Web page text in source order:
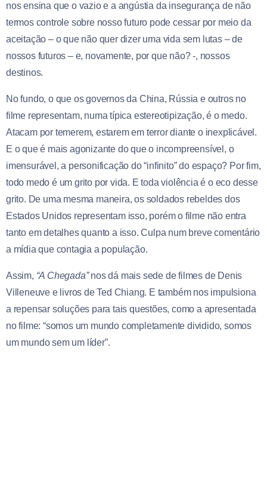
nos ensina que o vazio e a angústia da insegurança de não
termos controle sobre nosso futuro pode cessar por meio da
aceitação – o que não quer dizer uma vida sem lutas – de
nossos futuros – e, novamente, por que não? -, nossos
destinos.
No fundo, o que os governos da China, Rússia e outros no
filme representam, numa típica estereotipização, é o medo.
Atacam por temerem, estarem em terror diante o inexplicável.
E o que é mais agonizante do que o incompreensível, o
imensurável, a personificação do “infinito” do espaço? Por fim,
todo medo é um grito por vida. E toda violência é o eco desse
grito. De uma mesma maneira, os soldados rebeldes dos
Estados Unidos representam isso, porém o filme não entra
tanto em detalhes quanto a isso. Culpa num breve comentário
a mídia que contagia a população.
Assim, “A Chegada”nos dá mais sede de filmes de Denis
Villeneuve e livros de Ted Chiang. E também nos impulsiona
a repensar soluções para tais questões, como a apresentada
no filme: “somos um mundo completamente dividido, somos
um mundo sem um líder”.